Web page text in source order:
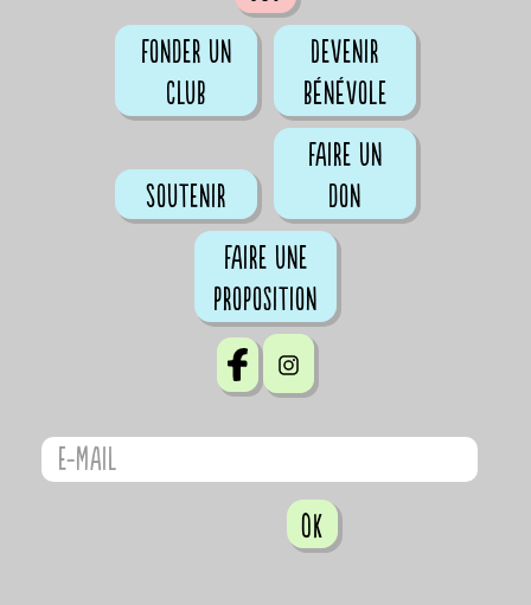
Fonder un
club
Devenir
bénévole
Soutenir
Faire un
don
Faire une
proposition
OK